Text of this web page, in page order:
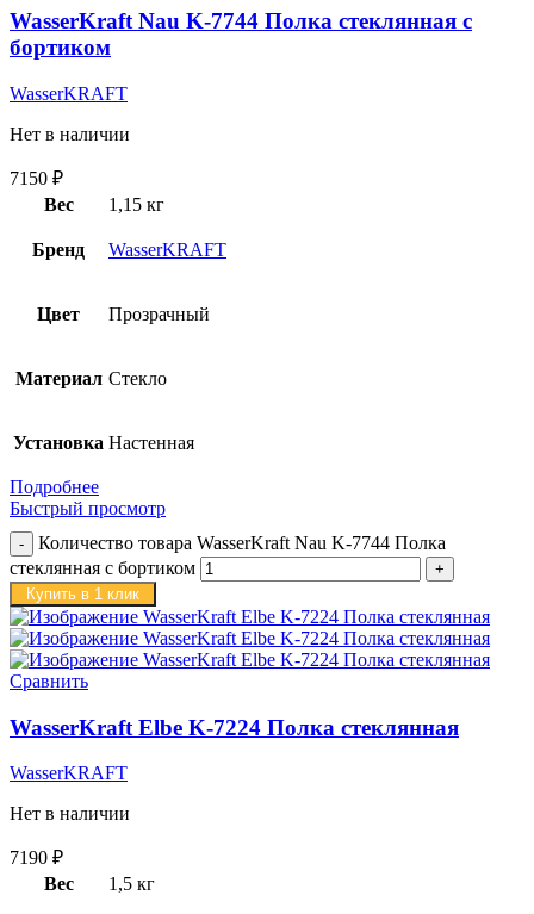
WasserKraft Nau K-7744 Полка стеклянная с
бортиком
WasserKRAFT
Нет в наличии
7150 ₽
Вес
1,15 кг
Бренд WasserKRAFT
Цвет Прозрачный
Материал Стекло
Установка Настенная
Подробнее
Быстрый просмотр
Количество товара WasserKraft Nau K-7744 Полка
стеклянная с бортиком
Купить в 1 клик
Сравнить
WasserKraft Elbe K-7224 Полка стеклянная
WasserKRAFT
Нет в наличии
7190 ₽
Вес
1,5 кг